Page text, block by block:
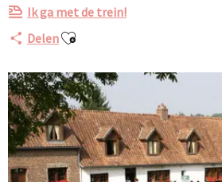
Ik ga met de trein!
DelenAjouter aux favoris